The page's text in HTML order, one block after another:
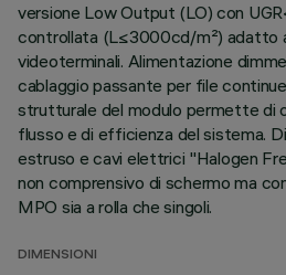
versione Low Output (LO) con
controllata (L≤3000cd/m²) adatto
videoterminali. Alimentazione
cablaggio passante per file
strutturale del modulo permette di
flusso e di efficienza del sistema.
estruso e cavi elettrici "Halogen
non comprensivo di schermo ma
MPO sia a rolla che singoli.
DIMENSIONI